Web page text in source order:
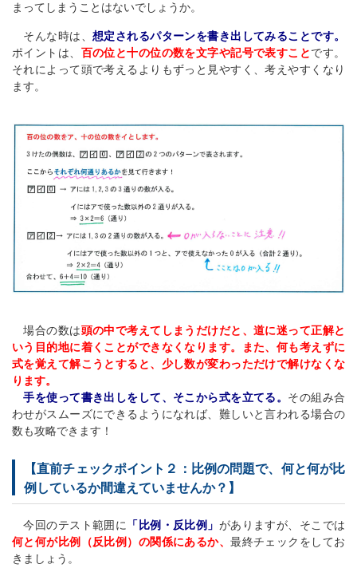
まってしまうことはないでしょうか。
そんな時は、 想定されるパターンを書き出してみることです。
ポイントは、 百の位と十の位の数を文字や記号で表すことです。
それによって頭で考えるよりもずっと見やすく、考えやすくなり
ます。
場合の数は頭の中で考えてしまうだけだと、道に迷って正解と
いう目的地に着くことができなくなります。また、何も考えずに
式を覚えて解こうとすると、少し数が変わっただけで解けなくな
ります。
手を使って書き出しをして、そこから式を立てる。 その組み合
わせがスムーズにできるようになれば、難しいと言われる場合の
数も攻略できます！
【直前チェックポイント２：比例の問題で、何と何が比
例しているか間違えていませんか？】
今回のテスト範囲に 「比例・反比例」 がありますが、そこでは
何と何が比例（反比例）の関係にあるか、最終チェックをしてお
きましょう。